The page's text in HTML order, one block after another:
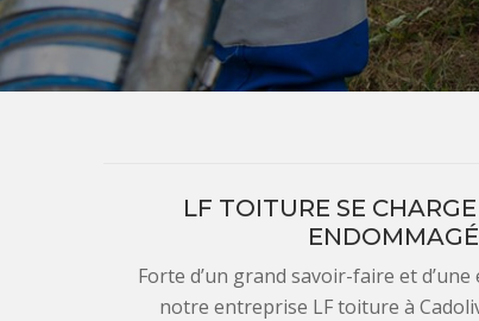
LF TOITURE SE
Forte d’un grand savoir-faire et
notre entreprise LF toiture à